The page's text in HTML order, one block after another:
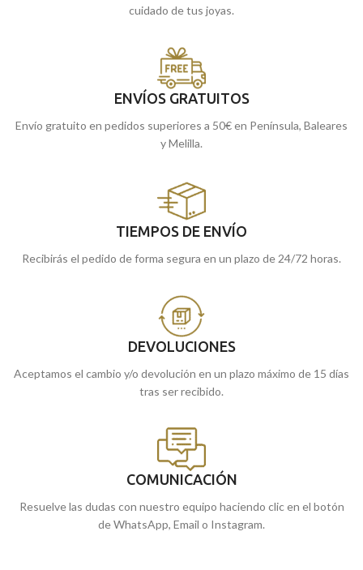
cuidado de tus joyas.
ENVÍOS GRATUITOS
Envío gratuito en pedidos superiores a 50€ en Península, Baleares
y Melilla.
TIEMPOS DE ENVÍO
Recibirás el pedido de forma segura en un plazo de 24/72 horas.
DEVOLUCIONES
Aceptamos el cambio y/o devolución en un plazo máximo de 15 días
tras ser recibido.
COMUNICACIÓN
Resuelve las dudas con nuestro equipo haciendo clic en el botón
de WhatsApp, Email o Instagram.